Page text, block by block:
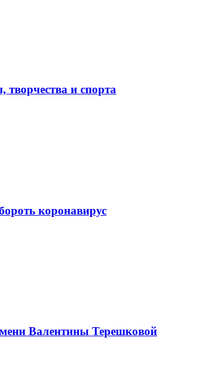
и спорта
коронавирус
Валентины Терешковой